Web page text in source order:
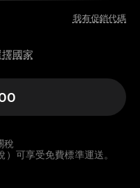
我有促銷代碼
國家
稅
可享受免費標準運送。